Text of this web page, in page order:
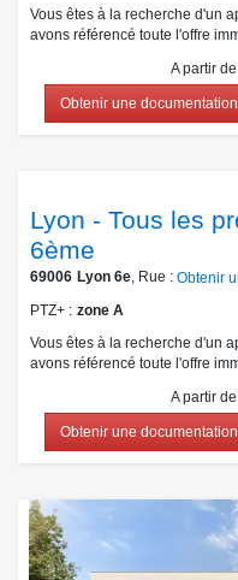
Vous êtes à la recherche d'un
avons référencé toute l'offre
A partir de
Obtenir une
Lyon - Tous les
6ème
69006 Lyon 6e, Rue : Obtenir
PTZ+
zone A
Vous êtes à la recherche d'un
avons référencé toute l'offre
A partir de
Obtenir une